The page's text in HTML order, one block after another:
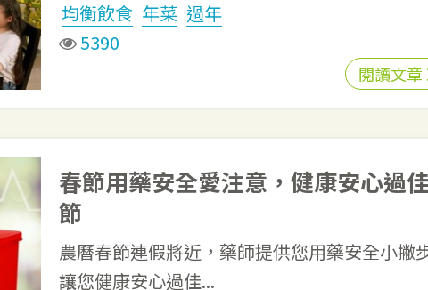
均衡飲食 年菜 過年
5390
閱讀文章
春節用藥安全愛注意，健康安心過
節
農曆春節連假將近，藥師提供您用藥安全小撇
讓您健康安心過佳...